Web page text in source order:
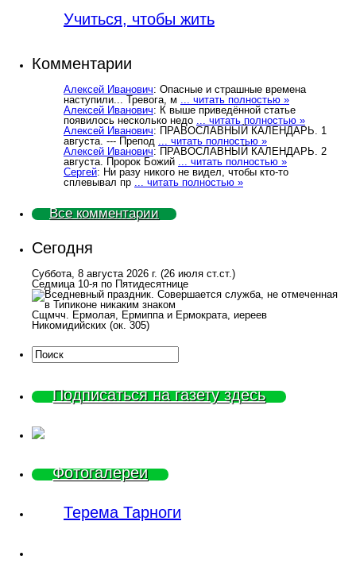
Учиться, чтобы жить
Комментарии
Алексей Иванович: Опасные и страшные времена
наступили... Тревога, м ... читать полностью »
Алексей Иванович: К выше приведённой статье
появилось несколько недо ... читать полностью »
Алексей Иванович: ПРАВОСЛАВНЫЙ КАЛЕНДАРЬ. 1
августа. --- Препод ... читать полностью »
Алексей Иванович: ПРАВОСЛАВНЫЙ КАЛЕНДАРЬ. 2
августа. Пророк Божий ... читать полностью »
Сергей: Ни разу никого не видел, чтобы кто-то
сплевывал пр ... читать полностью »
Все комментарии
Сегодня
Суббота, 8 августа 2026 г. (26 июля ст.ст.)
Седмица 10-я по Пятидесятнице
Сщмчч. Ермолая, Ермиппа и Ермократа, иереев
Никомидийских (ок. 305)
Подписаться на газету здесь
Фотогалереи
Терема Тарноги